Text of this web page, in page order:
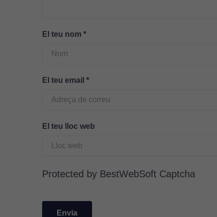
El teu nom *
El teu email *
El teu lloc web
Protected by BestWebSoft Captcha